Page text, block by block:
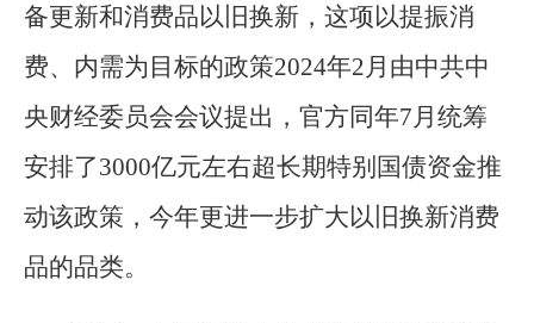
备更新和消费品以旧换新，这项以提振消
费、内需为目标的政策2024年2月由中共中
央财经委员会会议提出，官方同年7月统筹
安排了3000亿元左右超长期特别国债资金推
动该政策，今年更进一步扩大以旧换新消费
品的品类。